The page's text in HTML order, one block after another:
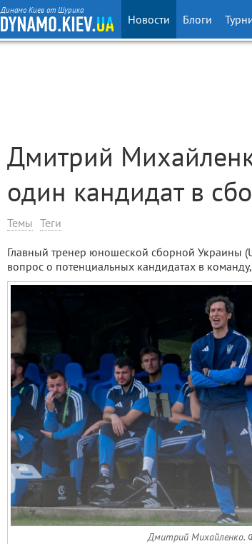
Динамо Киев от Шурика
Новости Блоги
Дмитрий
один кандидат в
Темы Теги
Главный тренер юношеской сборной Украины
вопрос о потенциальных кандидатах в
Дмитрий